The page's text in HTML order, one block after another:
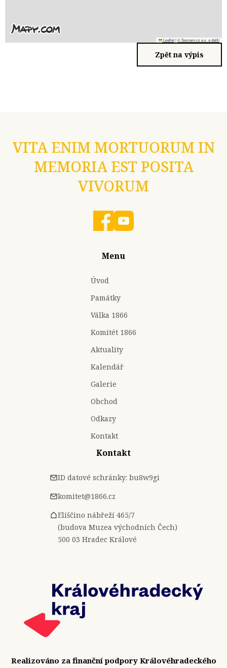
Leaflet|© Seznam.cz a.s. a další
Zpět na výpis
VITA ENIM MORTUORUM IN
MEMORIA EST POSITA
VIVORUM
Menu
Úvod
Památky
Válka 1866
Komitét 1866
Aktuality
Kalendář
Galerie
Obchod
Odkazy
Kontakt
Kontakt
ID datové schránky: bu8w9gi
komitet@1866.cz
Eliščino nábřeží 465/7
(budova Muzea východních Čech)
500 03 Hradec Králové
Realizováno za finanční podpory Královéhradeckého